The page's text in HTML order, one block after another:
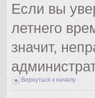
Если вы
летнего
значит,
Вернуться к началу